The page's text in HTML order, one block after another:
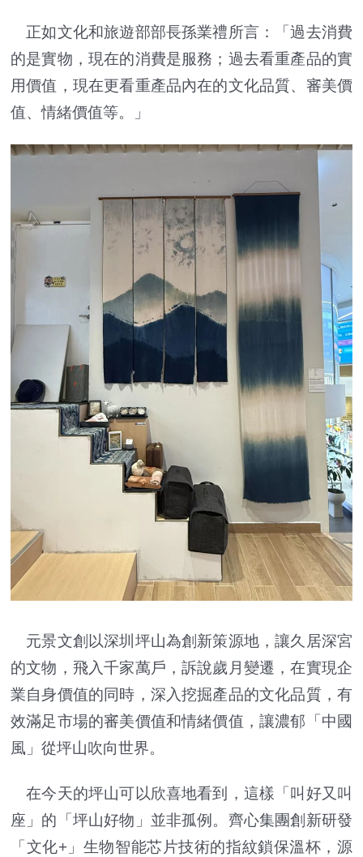
正如文化和旅遊部部長孫業禮所言：「過去消費
的是實物，現在的消費是服務；過去看重產品的實
用價值，現在更看重產品內在的文化品質、審美價
值、情緒價值等。」
元景文創以深圳坪山為創新策源地，讓久居深宮
的文物，飛入千家萬戶，訴說歲月變遷，在實現企
業自身價值的同時，深入挖掘產品的文化品質，有
效滿足市場的審美價值和情緒價值，讓濃郁「中國
風」從坪山吹向世界。
在今天的坪山可以欣喜地看到，這樣「叫好又叫
座」的「坪山好物」並非孤例。齊心集團創新研發
「文化+」生物智能芯片技術的指紋鎖保溫杯，源